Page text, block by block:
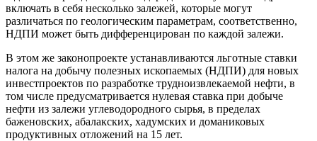
включать в себя несколько залежей, которые могут
различаться по геологическим параметрам, соответственно,
НДПИ может быть дифференцирован по каждой залежи.
В этом же законопроекте устанавливаются льготные ставки
налога на добычу полезных ископаемых (НДПИ) для новых
инвестпроектов по разработке трудноизвлекаемой нефти, в
том числе предусматривается нулевая ставка при добыче
нефти из залежи углеводородного сырья, в пределах
баженовских, абалакских, хадумских и доманиковых
продуктивных отложений на 15 лет.